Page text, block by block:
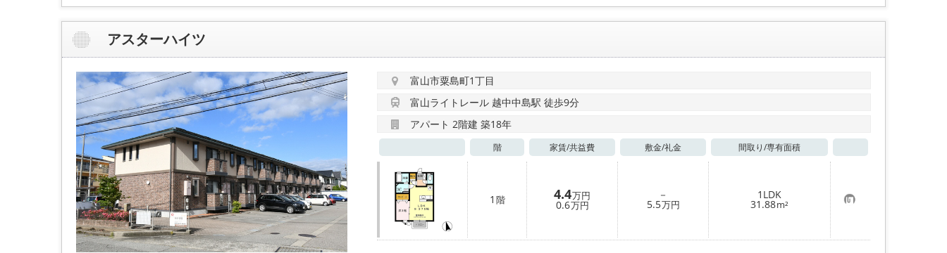
アスターハイツ
富山市粟島町1丁目
富山ライトレール 越中中島駅 徒歩9分
アパート 2階建 築18年
階 家賃/共益費 敷金/礼金 間取り/専有面積
1 階 4.4万円
0.6万円
－
5.5万円
1LDK
31.88m² お
気
に
入
り